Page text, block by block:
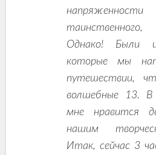
таинственного,
Однако! Были
которые мы
путешествии,
волшебные 13. В
мне нравится
нашим
Итак, сейчас 3